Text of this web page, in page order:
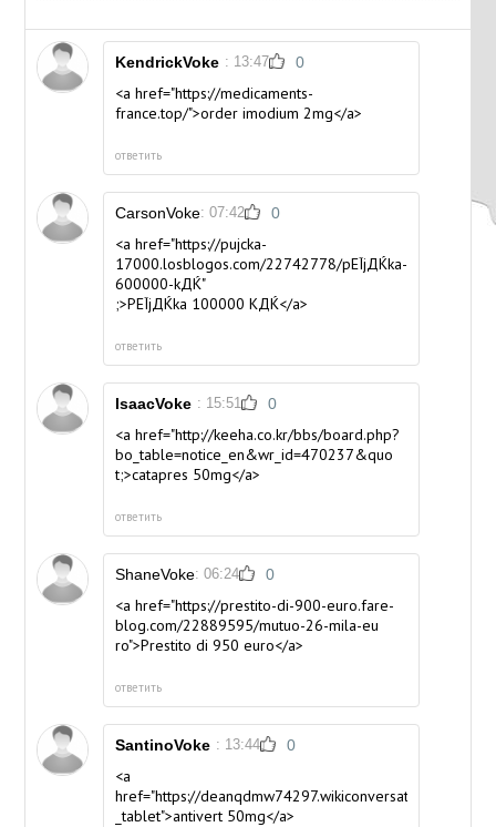
KendrickVoke : 13:47 0
<a href="https://medicaments-
france.top/">order imodium 2mg</a>
ответить
CarsonVoke: 07:42 0
<a href="https://pujcka-
17000.losblogos.com/22742778/pЕЇjДЌka-
600000-kДЌ"
;>PЕЇjДЌka 100000 KДЌ</a>
ответить
IsaacVoke : 15:51 0
<a href="http://keeha.co.kr/bbs/board.php?
bo_table=notice_en&wr_id=470237&quo
t;>catapres 50mg</a>
ответить
ShaneVoke: 06:24 0
<a href="https://prestito-di-900-euro.fare-
blog.com/22889595/mutuo-26-mila-eu
ro">Prestito di 950 euro</a>
ответить
SantinoVoke : 13:44 0
<a
href="https://deanqdmw74297.wikiconversation.com/
_tablet">antivert 50mg</a>